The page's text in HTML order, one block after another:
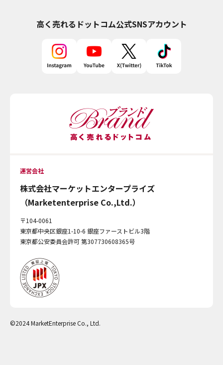
高く売れるドットコム公式SNSアカウント
運営会社
株式会社マーケットエンタープライズ
（Marketenterprise Co.,Ltd.）
〒104-0061
東京都中央区銀座1-10-6 銀座ファーストビル3階
東京都公安委員会許可 第307730608365号
©2024 MarketEnterprise Co., Ltd.